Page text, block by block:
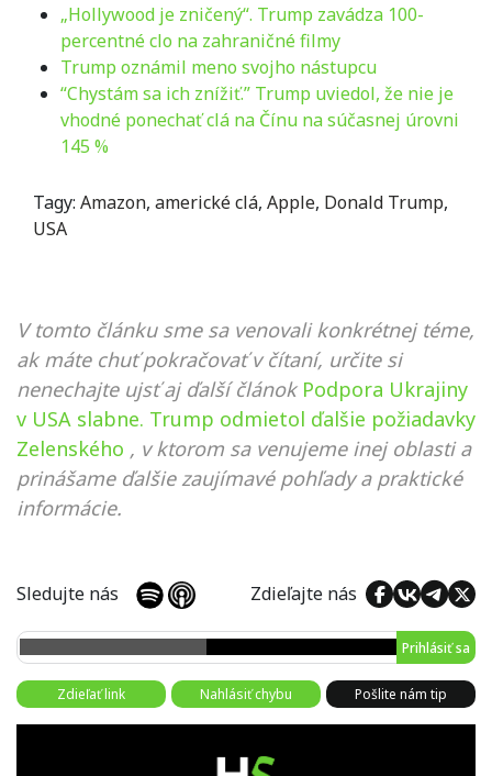
„Hollywood je zničený“. Trump zavádza 100-
percentné clo na zahraničné filmy
Trump oznámil meno svojho nástupcu
“Chystám sa ich znížiť.” Trump uviedol, že nie je
vhodné ponechať clá na Čínu na súčasnej úrovni
145 %
Tagy: Amazon, americké clá, Apple, Donald Trump,
USA
V tomto článku sme sa venovali konkrétnej téme,
ak máte chuť pokračovať v čítaní, určite si
nenechajte ujsť aj ďalší článok Podpora Ukrajiny
v USA slabne. Trump odmietol ďalšie požiadavky
Zelenského , v ktorom sa venujeme inej oblasti a
prinášame ďalšie zaujímavé pohľady a praktické
informácie.
Sledujte nás Zdieľajte nás
Prihlásiť sa
Zdieľať link Nahlásiť chybu Pošlite nám tip